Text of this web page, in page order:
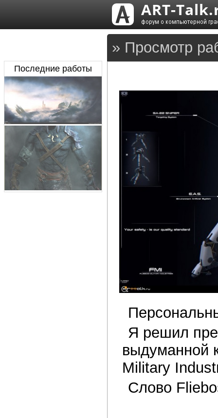
» Просмотр
Я решил
выдуманной
Military
Слово
Последние работы